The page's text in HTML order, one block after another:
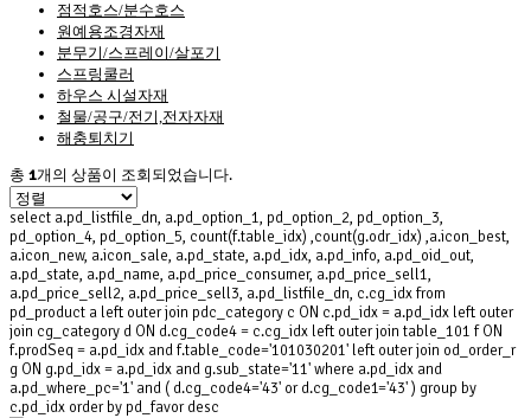
점적호스/분수호스
원예용조경자재
분무기/스프레이/살포기
스프링쿨러
하우스 시설자재
철물/공구/전기,전자자재
해충퇴치기
총 1개의 상품이 조회되었습니다.
select a.pd_listfile_dn, a.pd_option_1, pd_option_2, pd_option_3,
pd_option_4, pd_option_5, count(f.table_idx) ,count(g.odr_idx) ,a.icon_best,
a.icon_new, a.icon_sale, a.pd_state, a.pd_idx, a.pd_info, a.pd_oid_out,
a.pd_state, a.pd_name, a.pd_price_consumer, a.pd_price_sell1,
a.pd_price_sell2, a.pd_price_sell3, a.pd_listfile_dn, c.cg_idx from
pd_product a left outer join pdc_category c ON c.pd_idx = a.pd_idx left outer
join cg_category d ON d.cg_code4 = c.cg_idx left outer join table_101 f ON
f.prodSeq = a.pd_idx and f.table_code='101030201' left outer join od_order_r
g ON g.pd_idx = a.pd_idx and g.sub_state='11' where a.pd_idx and
a.pd_where_pc='1' and ( d.cg_code4='43' or d.cg_code1='43' ) group by
c.pd_idx order by pd_favor desc